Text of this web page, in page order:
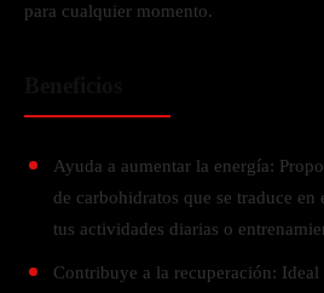
para cualquier momento.
Ayuda a aumentar la energía:
de carbohidratos que se traduce en
tus actividades diarias o
Contribuye a la recuperación: Ideal